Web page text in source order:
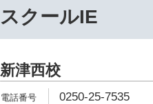
スクールIE
新津西校
0250-25-7535